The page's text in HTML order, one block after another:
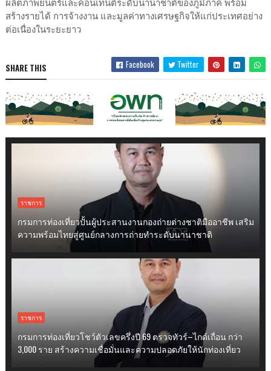
สร้างรายได้ การจ้างงาน และมูลค่าทางเศรษฐกิจให้แก่ประเทศอย่าง
ต่อเนื่องในระยะยาว
SHARE THIS Facebook Twitter
ราชการ
กรมการท่องเที่ยวปั้นผู้ประสานงานกองถ่ายต่างชาติมืออาชีพ เสริม
ความพร้อมไทยสู่ศูนย์กลางการถ่ายทำระดับนานาชาติ
ราชการ
กรมการท่องเที่ยวโชว์ตัวเลขครึ่งปี 69 ตรวจทัวร์–ไกด์เถื่อน กว่า
3,000 ราย สร้างความเชื่อมั่นและความปลอดภัยให้นักท่องเที่ยว